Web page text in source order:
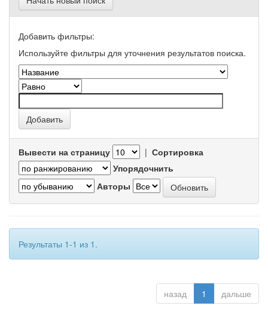
Добавить фильтры:
Используйте фильтры для уточнения результатов поиска.
Вывести на страницу | Сортировка
Упорядочнить
Авторы
Результаты 1-1 из 1.
назад 1 дальше